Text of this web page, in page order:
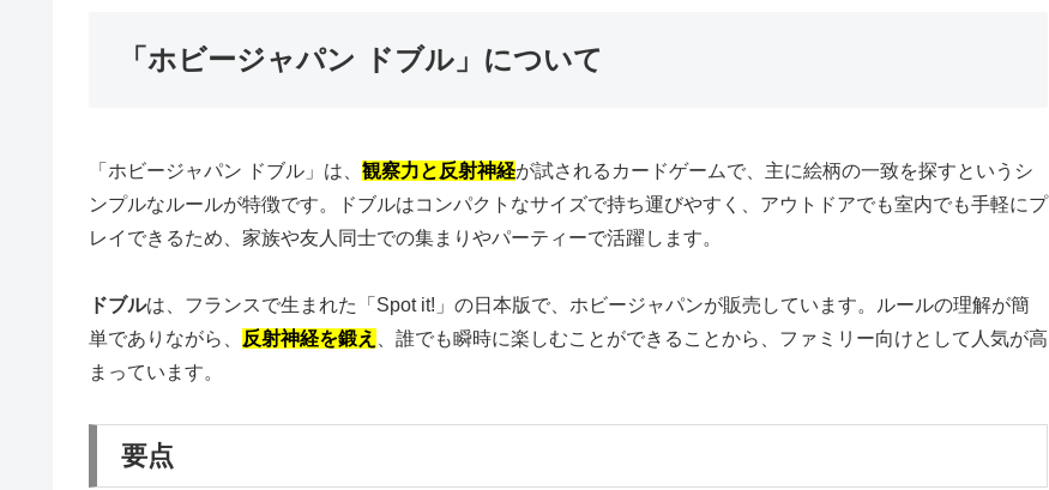
「ホビージャパン ドブル」について
「ホビージャパン ドブル」は、 観察力と反射神経が試されるカードゲームで、主に絵柄の一致を探すというシ
ンプルなルールが特徴です。ドブルはコンパクトなサイズで持ち運びやすく、アウトドアでも室内でも手軽にプ
レイできるため、家族や友人同士での集まりやパーティーで活躍します。
ドブルは、フランスで生まれた「Spot it!」の日本版で、ホビージャパンが販売しています。ルールの理解が簡
単でありながら、
反射神経を鍛え
、誰でも瞬時に楽しむことができることから、ファミリー向けとして人気が高
まっています。
要点